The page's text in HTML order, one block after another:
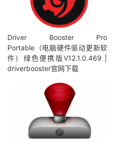
Driver Booster Pro
Portable（电脑硬件驱动更新软
件）绿色便携版V12.1.0.469 |
driverbooster官网下载